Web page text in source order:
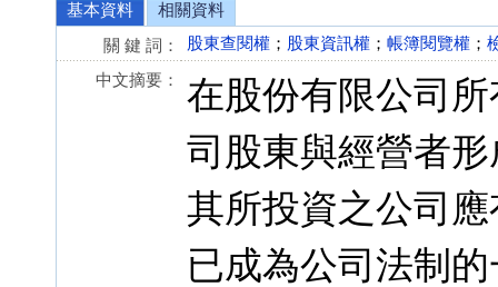
基本資料
相關資料
關 鍵 詞：
股東查閱權 ； 股東資訊權 ； 帳簿閱覽權 ；
中文摘要：
在股份有限公司
司股東與經營者
其所投資之公司
已成為公司法制